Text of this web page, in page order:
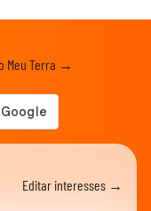
Meu Terra →
Editar interesses →